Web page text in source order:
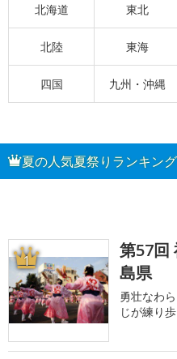
北海道 東北
北陸 東海
四国 九州・沖縄
夏の人気夏祭りランキン
1
第57回
島県
勇壮なわ
じが練り